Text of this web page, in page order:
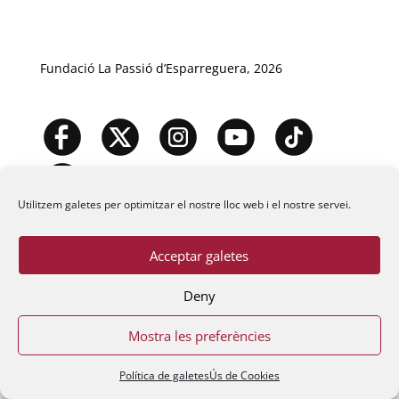
Utilitzem galetes per optimitzar el nostre lloc web i el nostre servei.
Acceptar galetes
Deny
Mostra les preferències
Política de galetesÚs de Cookies
Fundació La Passió d’Esparreguera, 2026